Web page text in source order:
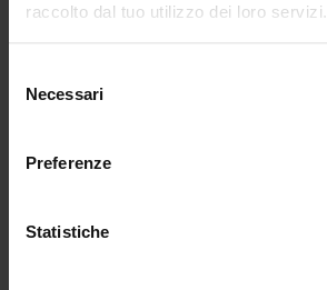
raccolto dal tuo utilizzo dei loro servizi.
delNecessari
Preferenze
Statistiche
Dimensioni